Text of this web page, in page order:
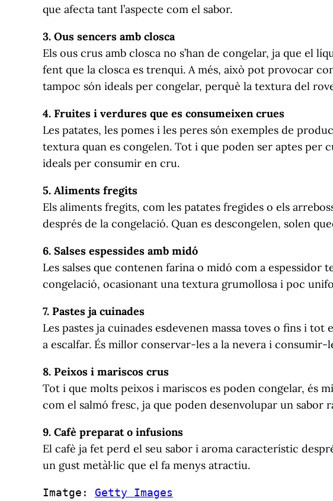
que afecta tant l’aspecte com el sabor.
3. Ous sencers amb closca
Els ous crus amb closca no s’han de congelar, ja que el
fent que la closca es trenqui. A més, això pot provocar
tampoc són ideals per congelar, perquè la textura del
4. Fruites i verdures que es consumeixen crues
Les patates, les pomes i les peres són exemples de
textura quan es congelen. Tot i que poden ser aptes per
ideals per consumir en cru.
5. Aliments fregits
Els aliments fregits, com les patates fregides o els
després de la congelació. Quan es descongelen, solen
6. Salses espessides amb midó
Les salses que contenen farina o midó com a espessidor
congelació, ocasionant una textura grumollosa i poc
7. Pastes ja cuinades
Les pastes ja cuinades esdevenen massa toves o fins i
a escalfar. És millor conservar-les a la nevera i consumir-
8. Peixos i mariscos crus
Tot i que molts peixos i mariscos es poden congelar, és
com el salmó fresc, ja que poden desenvolupar un sabor
9. Cafè preparat o infusions
El cafè ja fet perd el seu sabor i aroma característic
un gust metàl·lic que el fa menys atractiu.
Imatge: Getty Images